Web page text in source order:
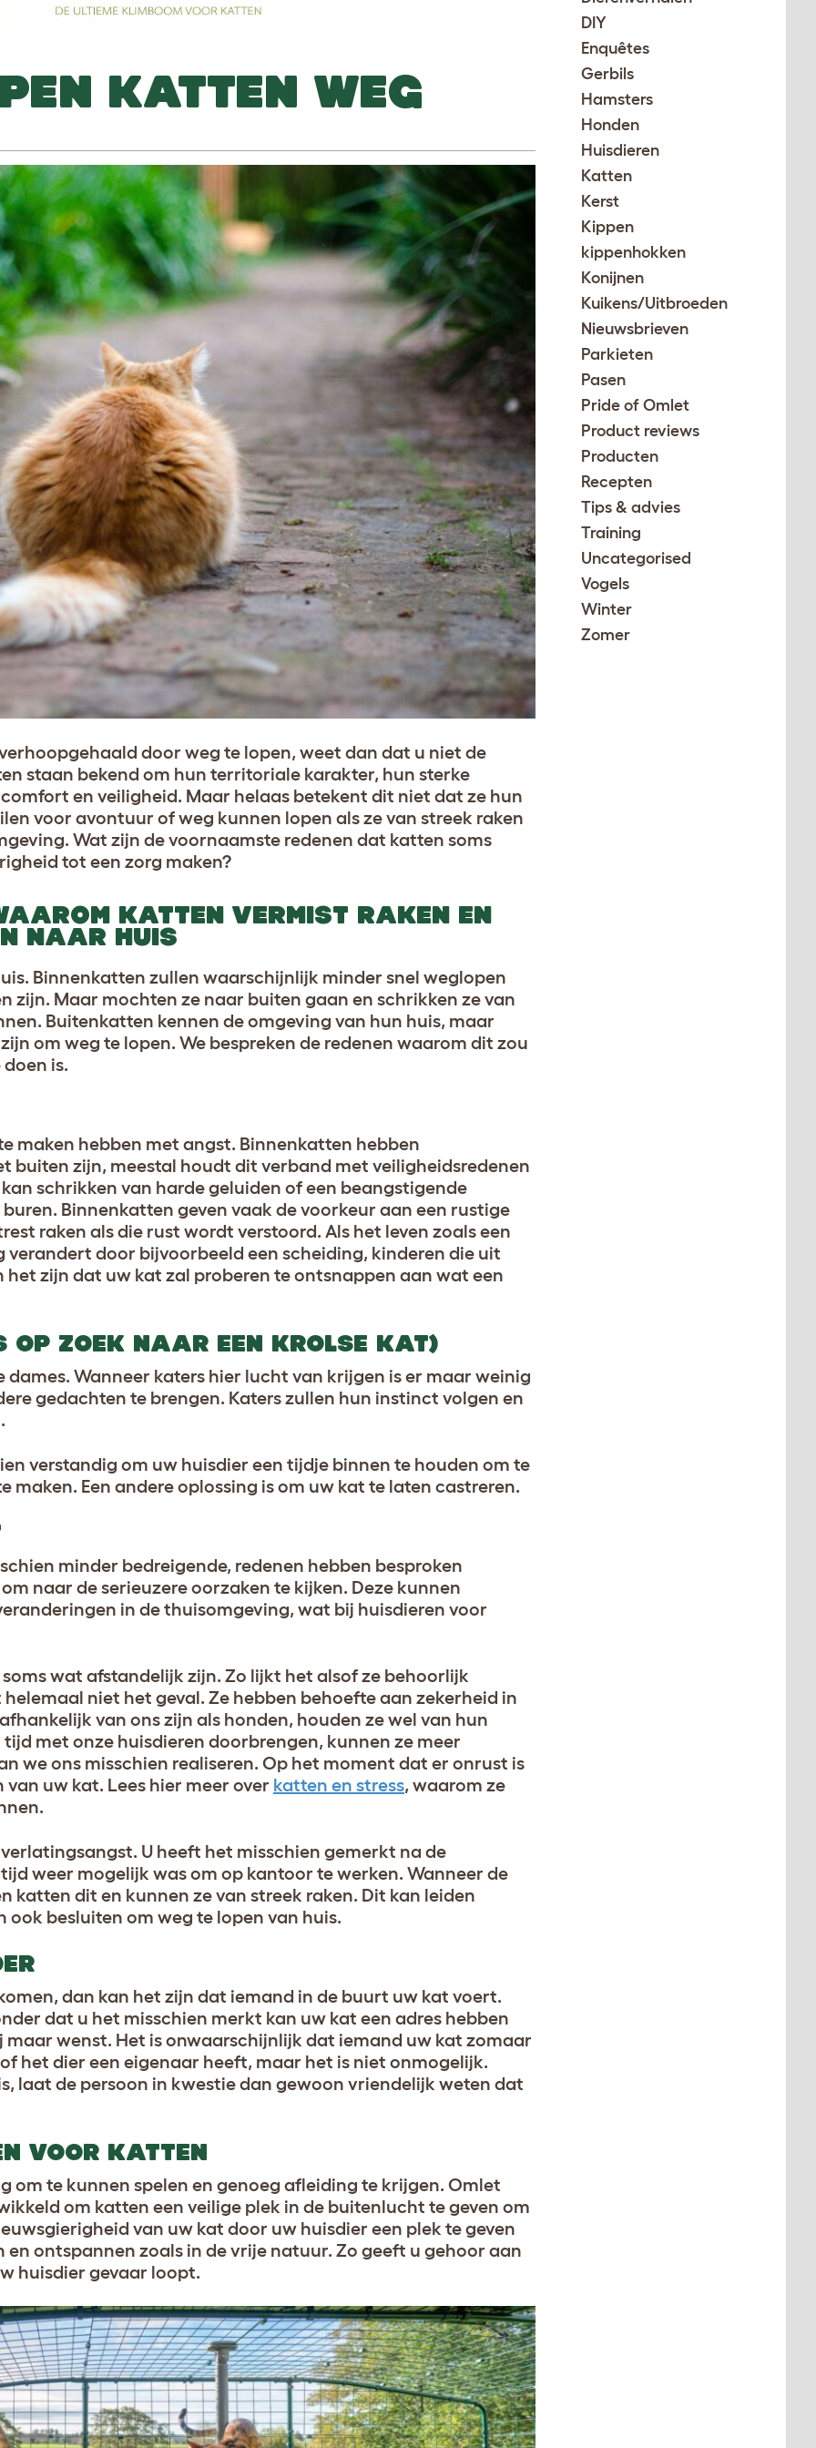
KATTEN WEG
door weg te lopen, weet dan dat u niet de
staan bekend om hun territoriale karakter, hun sterke
en veiligheid. Maar helaas betekent dit niet dat ze hun
voor avontuur of weg kunnen lopen als ze van streek raken
Wat zijn de voornaamste redenen dat katten soms
tot een zorg maken?
KATTEN VERMIST RAKEN EN
NAAR HUIS
Binnenkatten zullen waarschijnlijk minder snel weglopen
zijn. Maar mochten ze naar buiten gaan en schrikken ze van
Buitenkatten kennen de omgeving van hun huis, maar
om weg te lopen. We bespreken de redenen waarom dit zou
is.
maken hebben met angst. Binnenkatten hebben
buiten zijn, meestal houdt dit verband met veiligheidsredenen
schrikken van harde geluiden of een beangstigende
Binnenkatten geven vaak de voorkeur aan een rustige
raken als die rust wordt verstoord. Als het leven zoals een
door bijvoorbeeld een scheiding, kinderen die uit
het zijn dat uw kat zal proberen te ontsnappen aan wat een
OP ZOEK NAAR EEN KROLSE KAT)
dames. Wanneer katers hier lucht van krijgen is er maar weinig
gedachten te brengen. Katers zullen hun instinct volgen en
.
verstandig om uw huisdier een tijdje binnen te houden om te
maken. Een andere oplossing is om uw kat te laten castreren.
minder bedreigende, redenen hebben besproken
naar de serieuzere oorzaken te kijken. Deze kunnen
in de thuisomgeving, wat bij huisdieren voor
wat afstandelijk zijn. Zo lijkt het alsof ze behoorlijk
niet het geval. Ze hebben behoefte aan zekerheid in
van ons zijn als honden, houden ze wel van hun
met onze huisdieren doorbrengen, kunnen ze meer
we ons misschien realiseren. Op het moment dat er onrust is
uw kat. Lees hier meer over katten en stress, waarom ze
U heeft het misschien gemerkt na de
weer mogelijk was om op kantoor te werken. Wanneer de
katten dit en kunnen ze van streek raken. Dit kan leiden
besluiten om weg te lopen van huis.
dan kan het zijn dat iemand in de buurt uw kat voert.
dat u het misschien merkt kan uw kat een adres hebben
wenst. Het is onwaarschijnlijk dat iemand uw kat zomaar
het dier een eigenaar heeft, maar het is niet onmogelijk.
laat de persoon in kwestie dan gewoon vriendelijk weten dat
VOOR KATTEN
om te kunnen spelen en genoeg afleiding te krijgen. Omlet
om katten een veilige plek in de buitenlucht te geven om
van uw kat door uw huisdier een plek te geven
ontspannen zoals in de vrije natuur. Zo geeft u gehoor aan
huisdier gevaar loopt.
DIY
Enquêtes
Gerbils
Hamsters
Honden
Huisdieren
Katten
Kerst
Kippen
kippenhokken
Konijnen
Kuikens/Uitbroeden
Nieuwsbrieven
Parkieten
Pasen
Pride of Omlet
Product reviews
Producten
Recepten
Tips & advies
Training
Uncategorised
Vogels
Winter
Zomer